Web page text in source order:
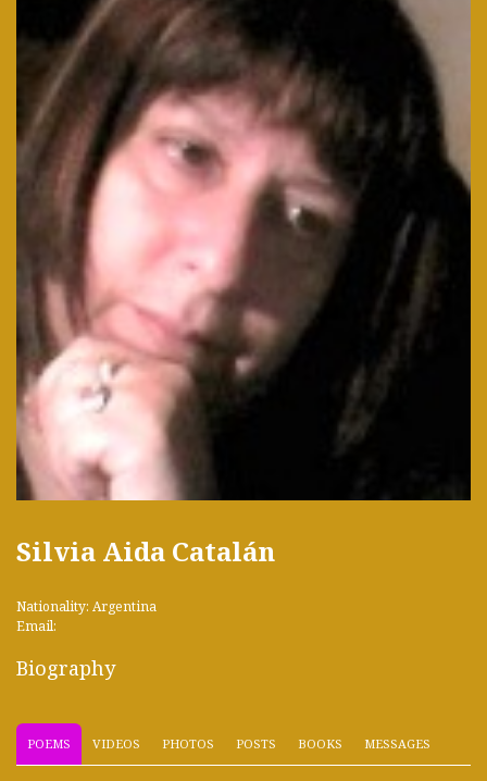
Silvia Aida Catalán
Nationality: Argentina
Email:
Biography
POEMS VIDEOS PHOTOS POSTS BOOKS MESSAGES